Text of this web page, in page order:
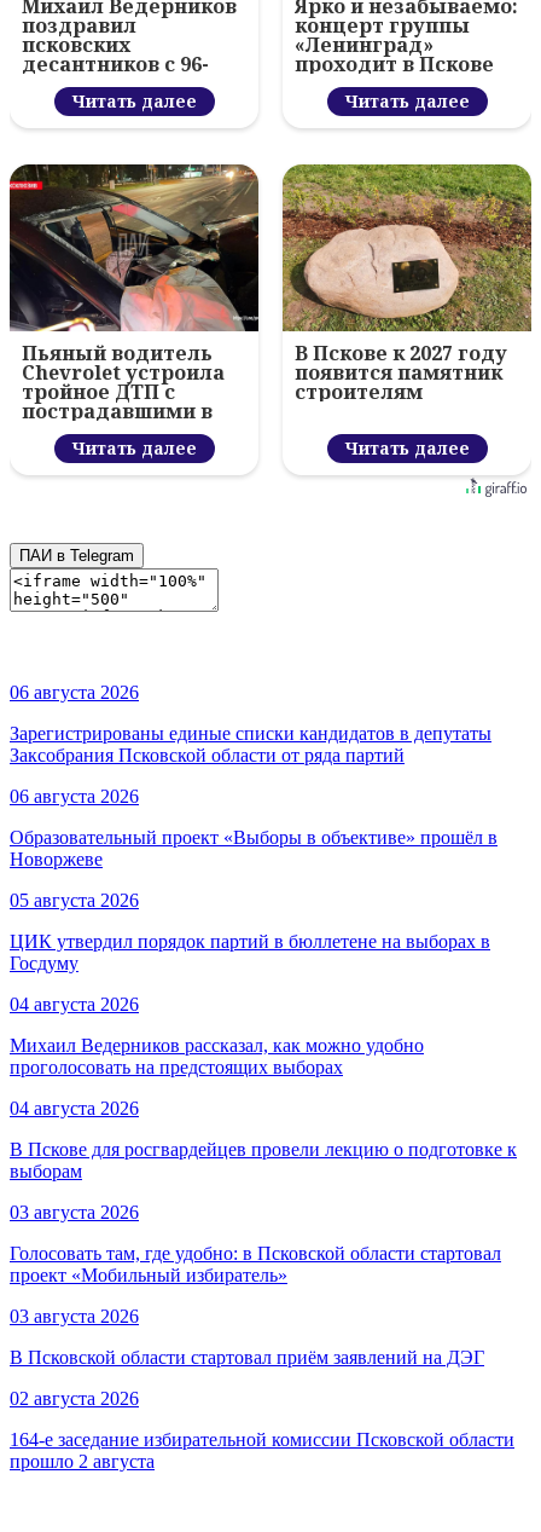
Михаил Ведерников
поздравил
псковских
десантников с 96-
летием ВДВ и
вручил награды
Читать далее
Ярко и незабываемо:
концерт группы
«Ленинград»
проходит в Пскове
Читать далее
Пьяный водитель
Chevrolet устроила
тройное ДТП с
пострадавшими в
Пскове
Читать далее
В Пскове к 2027 году
появится памятник
строителям
Читать далее
ПАИ в Telegram
06 августа 2026
Зарегистрированы единые списки кандидатов в депутаты
Заксобрания Псковской области от ряда партий
06 августа 2026
Образовательный проект «Выборы в объективе» прошёл в
Новоржеве
05 августа 2026
ЦИК утвердил порядок партий в бюллетене на выборах в
Госдуму
04 августа 2026
Михаил Ведерников рассказал, как можно удобно
проголосовать на предстоящих выборах
04 августа 2026
В Пскове для росгвардейцев провели лекцию о подготовке к
выборам
03 августа 2026
Голосовать там, где удобно: в Псковской области стартовал
проект «Мобильный избиратель»
03 августа 2026
В Псковской области стартовал приём заявлений на ДЭГ
02 августа 2026
164-е заседание избирательной комиссии Псковской области
прошло 2 августа